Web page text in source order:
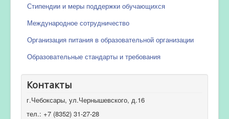
Стипендии и меры поддержки обучающихся
Международное сотрудничество
Организация питания в образовательной организации
Образовательные стандарты и требования
Контакты
г.Чебоксары, ул.Чернышевского, д.16
тел.: +7 (8352) 31-27-28